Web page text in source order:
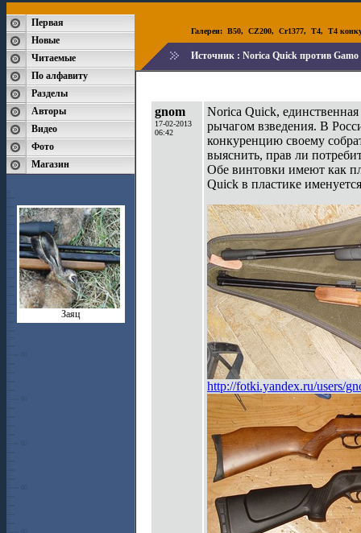
Первая
Новые
Читаемые
По алфавиту
Разделы
Авторы
Видео
Фото
Магазин
Заяц
Галереи: B50, CZ200, Cr1377, T4, T4
Источник : Norica Quick против
gnom
17-02-2013
06:42
Norica Quick,
рычагом взведения. В
конкуренцию своему
выяснить, прав ли
Обе винтовки имеют как
Quick в пластике
http://fotki.yandex.ru/users/